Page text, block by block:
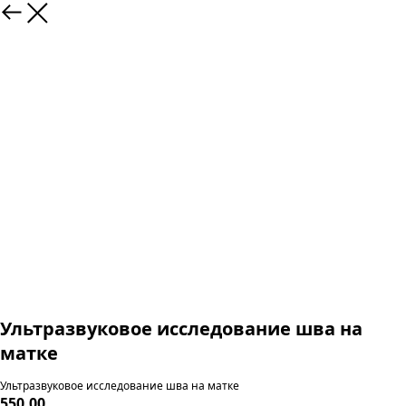
Ультразвуковое исследование шва на
матке
Ультразвуковое исследование шва на матке